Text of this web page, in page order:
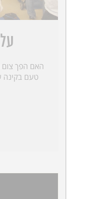
האם הפך צום
טעם בקינה